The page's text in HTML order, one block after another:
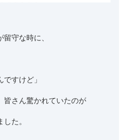
守な時に、
すけど」
皆さん驚かれていたのが
た。